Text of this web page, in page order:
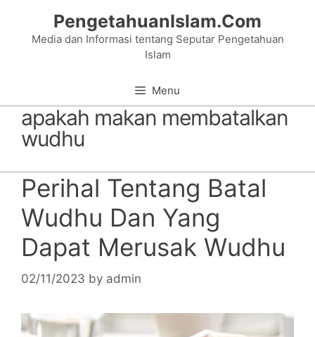
content
PengetahuanIslam.Com
Media dan Informasi tentang Seputar Pengetahuan
Islam
Menu
apakah makan membatalkan
wudhu
Perihal Tentang Batal
Wudhu Dan Yang
Dapat Merusak Wudhu
02/11/2023 by admin